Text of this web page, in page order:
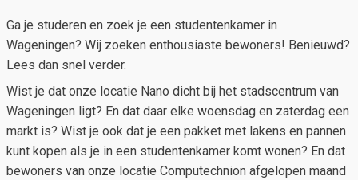
Ga je studeren en zoek je een studentenkamer in
Wageningen? Wij zoeken enthousiaste bewoners! Benieuwd?
Lees dan snel verder.
Wist je dat onze locatie Nano dicht bij het stadscentrum van
Wageningen ligt? En dat daar elke woensdag en zaterdag een
markt is? Wist je ook dat je een pakket met lakens en pannen
kunt kopen als je in een studentenkamer komt wonen? En dat
bewoners van onze locatie Computechnion afgelopen maand